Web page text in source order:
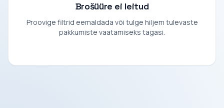
Brošüüre ei leitud
Proovige filtrid eemaldada või tulge hiljem tulevaste
pakkumiste vaatamiseks tagasi.